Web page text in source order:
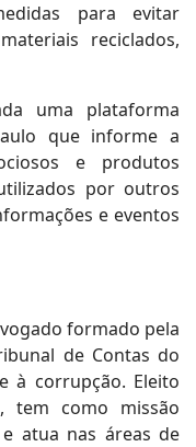
para evitar
reciclados,
uma plataforma
que informe a
e produtos
por outros
e eventos
formado pela
de Contas do
à corrupção. Eleito
tem como missão
atua nas áreas de